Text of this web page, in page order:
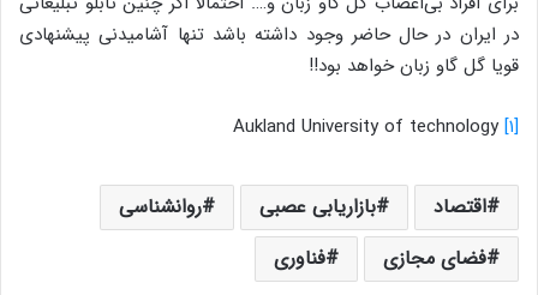
در ایران در حال حاضر وجود داشته باشد تنها آشامیدنی پیشنهادی
قویا گل گاو زبان خواهد بود!!
[۱] Aukland University of technology
اقتصاد بازاریابی عصبی
روانشناسی
فضای مجازی
فناوری